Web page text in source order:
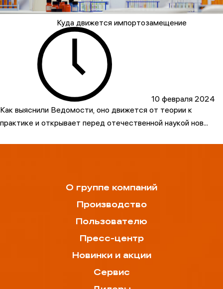
Куда движется импортозамещение
10 февраля 2024
Как выяснили Ведомости, оно движется от теории к
практике и открывает перед отечественной наукой нов...
О группе компаний
Производство
Пользователю
Пресс-центр
Новинки и акции
Сервис